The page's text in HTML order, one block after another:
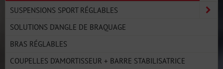
SUSPENSIONS SPORT RÉGLABLES
SOLUTIONS D'ANGLE DE BRAQUAGE
BRAS RÉGLABLES
COUPELLES D'AMORTISSEUR + BARRE STABILISATRICE